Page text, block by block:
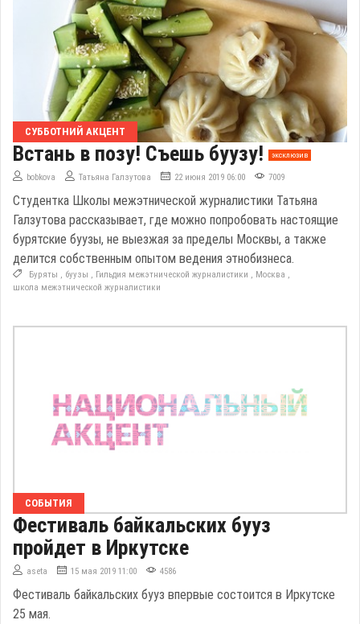
СУББОТНИЙ АКЦЕНТ
Встань в позу! Съешь буузу! эксклюзив
bobkova Татьяна Галзутова 22 июня 2019 06:00 7009
Студентка Школы межэтнической журналистики Татьяна
Галзутова рассказывает, где можно попробовать настоящие
бурятские буузы, не выезжая за пределы Москвы, а также
делится собственным опытом ведения этнобизнеса.
Буряты буузы Гильдия межэтнической журналистики Москва
школа межэтнической журналистики
СОБЫТИЯ
Фестиваль байкальских бууз
пройдет в Иркутске
aseta 15 мая 2019 11:00 4586
Фестиваль байкальских бууз впервые состоится в Иркутске
25 мая.